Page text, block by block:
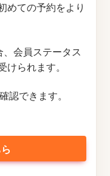
めての予約をより
会員ステータス
られます。
認できます。